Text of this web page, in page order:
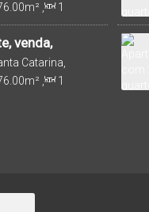
.00m²
1
venda,
Catarina,
.00m²
1